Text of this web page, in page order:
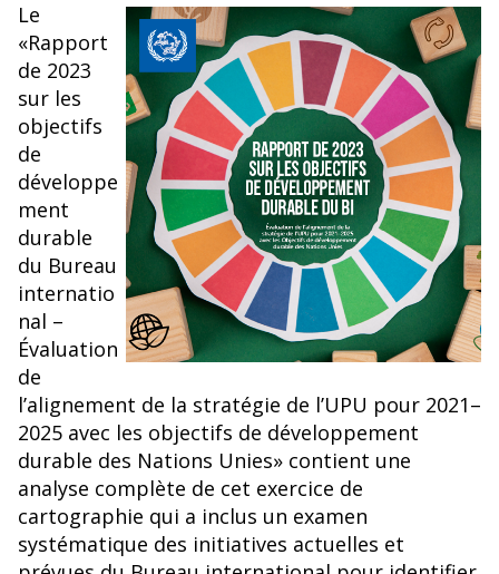
Le
«Rapport
de 2023
sur les
objectifs
de
développe
ment
durable
du Bureau
internatio
nal –
Évaluation
de
l’alignement de la stratégie de l’UPU pour 2021–
2025 avec les objectifs de développement
durable des Nations Unies» contient une
analyse complète de cet exercice de
cartographie qui a inclus un examen
systématique des initiatives actuelles et